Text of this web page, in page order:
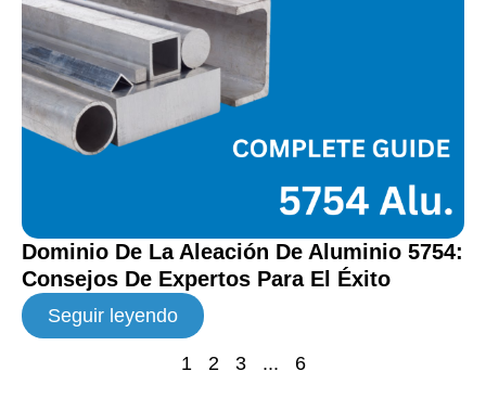
Dominio De La Aleación De Aluminio 5754:
Consejos De Expertos Para El Éxito
Seguir leyendo
1 2 3 ... 6